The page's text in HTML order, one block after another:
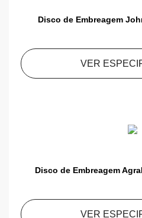
Disco de Embreagem
VER
Disco de Embreagem
VER